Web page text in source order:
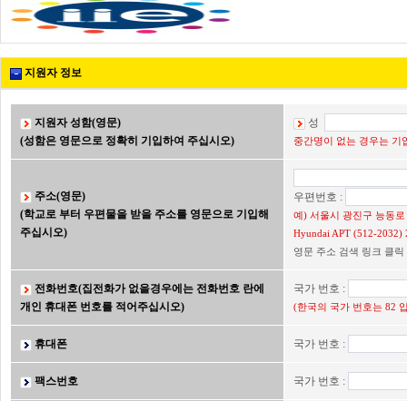
지원자 정보
지원자 성함(영문)
(성함은 영문으로 정확히 기입하여 주십시오)
성
중간명이 없는 경우는 기
주소(영문)
(학교로 부터 우편물을 받을 주소를 영문으로 기입해
주십시오)
우편번호 :
예) 서울시 광진구 능동
Hyundai APT (512-2032)
영문 주소 검색 링크 클릭
전화번호(집전화가 없을경우에는 전화번호 란에
개인 휴대폰 번호를 적어주십시오)
국가 번호 :
(한국의 국가 번호는 82
휴대폰 국가 번호 :
팩스번호 국가 번호 :